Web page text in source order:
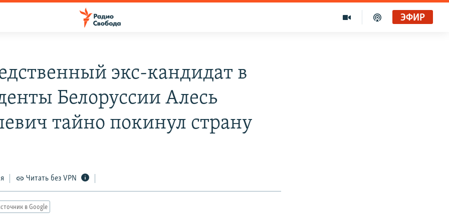
ЭФИР
экс-кандидат в
Белоруссии Алесь
тайно покинул страну
Читать без VPN
в Google